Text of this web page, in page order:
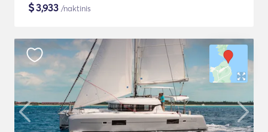
$3,933 /naktinis